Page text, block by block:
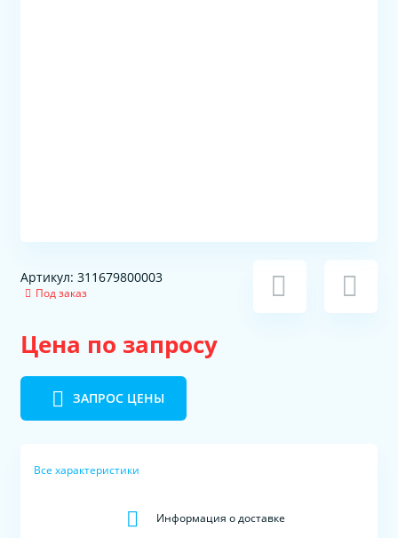
Артикул: 311679800003
Под заказ
Цена по запросу
ЗАПРОС ЦЕНЫ
Все характеристики
Информация о доставке